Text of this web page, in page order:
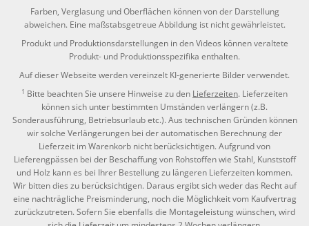
Farben, Verglasung und Oberflächen können von der Darstellung
abweichen. Eine maßstabsgetreue Abbildung ist nicht gewährleistet.
Produkt und Produktionsdarstellungen in den Videos können veraltete
Produkt- und Produktionsspezifika enthalten.
Auf dieser Webseite werden vereinzelt KI-generierte Bilder verwendet.
1 Bitte beachten Sie unsere Hinweise zu den Lieferzeiten. Lieferzeiten
können sich unter bestimmten Umständen verlängern (z.B.
Sonderausführung, Betriebsurlaub etc.). Aus technischen Gründen können
wir solche Verlängerungen bei der automatischen Berechnung der
Lieferzeit im Warenkorb nicht berücksichtigen. Aufgrund von
Lieferengpässen bei der Beschaffung von Rohstoffen wie Stahl, Kunststoff
und Holz kann es bei Ihrer Bestellung zu längeren Lieferzeiten kommen.
Wir bitten dies zu berücksichtigen. Daraus ergibt sich weder das Recht auf
eine nachträgliche Preisminderung, noch die Möglichkeit vom Kaufvertrag
zurückzutreten. Sofern Sie ebenfalls die Montageleistung wünschen, wird